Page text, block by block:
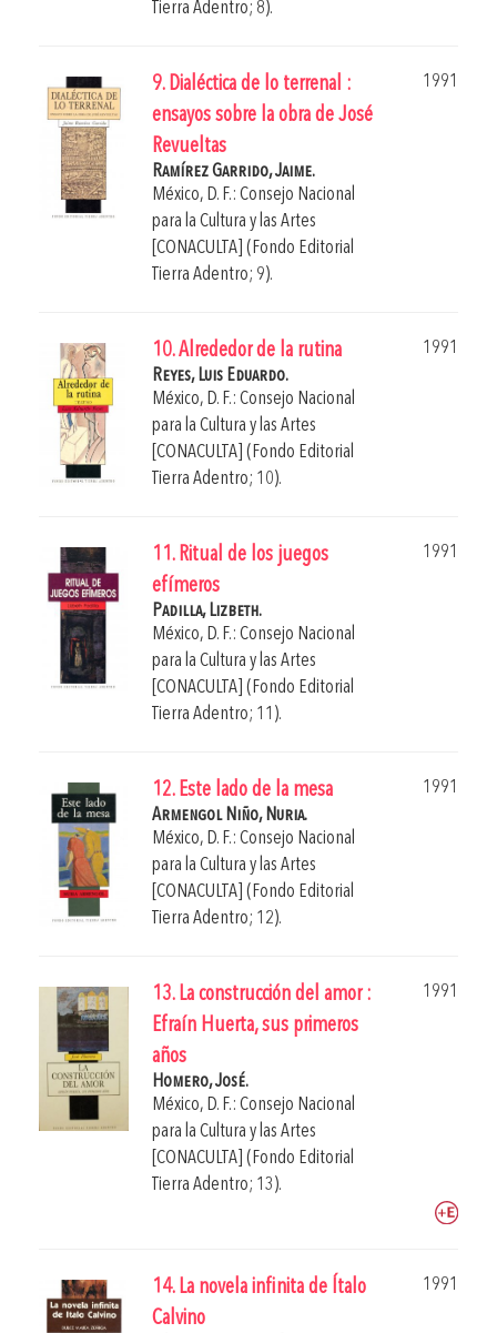
Tierra Adentro; 8).
9. Dialéctica de lo terrenal :
ensayos sobre la obra de José
Revueltas
1991
Ramírez Garrido, Jaime.
México, D. F.: Consejo Nacional
para la Cultura y las Artes
[CONACULTA] (Fondo Editorial
Tierra Adentro; 9).
10. Alrededor de la rutina
1991
Reyes, Luis Eduardo.
México, D. F.: Consejo Nacional
para la Cultura y las Artes
[CONACULTA] (Fondo Editorial
Tierra Adentro; 10).
11. Ritual de los juegos
efímeros
1991
Padilla, Lizbeth.
México, D. F.: Consejo Nacional
para la Cultura y las Artes
[CONACULTA] (Fondo Editorial
Tierra Adentro; 11).
12. Este lado de la mesa
1991
Armengol Niño, Nuria.
México, D. F.: Consejo Nacional
para la Cultura y las Artes
[CONACULTA] (Fondo Editorial
Tierra Adentro; 12).
13. La construcción del amor :
Efraín Huerta, sus primeros
años
1991
Homero, José.
México, D. F.: Consejo Nacional
para la Cultura y las Artes
[CONACULTA] (Fondo Editorial
Tierra Adentro; 13).
14. La novela infinita de Ítalo
Calvino
1991